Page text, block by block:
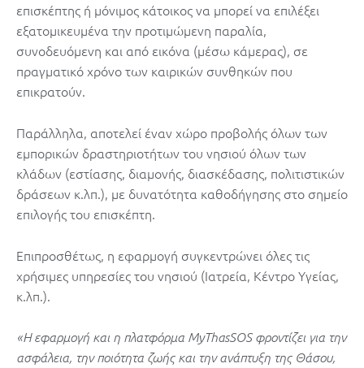
επισκέπτης ή μόνιμος κάτοικος να μπορεί να επιλέξει
εξατομικευμένα την προτιμώμενη παραλία,
συνοδευόμενη και από εικόνα (μέσω κάμερας), σε
πραγματικό χρόνο των καιρικών συνθηκών που
επικρατούν.
Παράλληλα, αποτελεί έναν χώρο προβολής όλων των
εμπορικών δραστηριοτήτων του νησιού όλων των
κλάδων (εστίασης, διαμονής, διασκέδασης, πολιτιστικών
δράσεων κ.λπ.), με δυνατότητα καθοδήγησης στο σημείο
επιλογής του επισκέπτη.
Επιπροσθέτως, η εφαρμογή συγκεντρώνει όλες τις
χρήσιμες υπηρεσίες του νησιού (Ιατρεία, Κέντρο Υγείας,
κ.λπ.).
«Η εφαρμογή και η πλατφόρμα ΜyThasSOS φροντίζει για την
ασφάλεια, την ποιότητα ζωής και την ανάπτυξη της Θάσου,